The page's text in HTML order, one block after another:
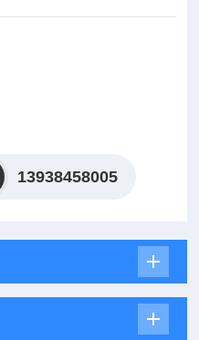
操作方便、精度高等优点的高
13938458005